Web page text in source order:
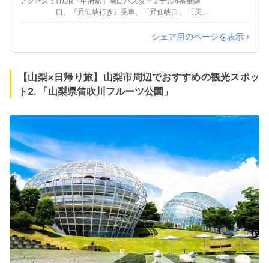
口、『昇仙峡行き』乗車、「昇仙峡口」 「天神
IC」から車で約３５分
シェア用のページを表示 ›
【山梨×日帰り旅】山梨市周辺でおすすめの観光スポッ
ト2. 「山梨県笛吹川フルーツ公園」